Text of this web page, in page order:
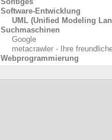
Software-Entwicklung
UML (Unified Modeling
Suchmaschinen
Google
metacrawler - Ihre
Webprogrammierung